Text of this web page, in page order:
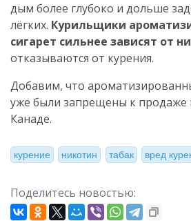
дым более глубоко и дольше
лёгких. Курильщики
сигарет сильнее зависят от
отказываются от курения.
Добавим, что
уже были запрещены к продаже
Канаде.
курение никотин табак вред
Поделитесь новостью: